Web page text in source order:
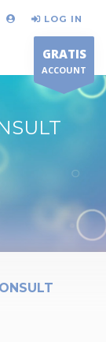
LOG IN
GRATIS
ACCOUNT